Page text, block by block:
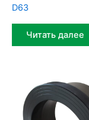
D63
Читать далее